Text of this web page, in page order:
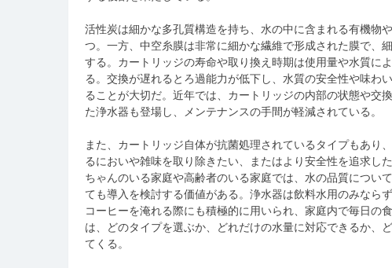
活性炭は細かな多孔質構造を持ち、水の中に含まれる有機物
つ。一方、中空糸膜は非常に細かな繊維で形成された膜で、
する。カートリッジの寿命や取り換え時期は使用量や水質に
る。交換が遅れるとろ過能力が低下し、水質の安全性や味わ
ることが大切だ。近年では、カートリッジの内部の状態や交
た浄水器も登場し、メンテナンスの手間が軽減されている。
また、カートリッジ自体が抗菌処理されているタイプもあり
るにおいや雑味を取り除きたい、またはより安全性を追求し
ちゃんのいる家庭や高齢者のいる家庭では、水の品質につい
ても導入を検討する価値がある。浄水器は飲料水用のみなら
コーヒーを淹れる際にも積極的に用いられ、家庭内で毎日の
は、どのタイプを選ぶか、どれだけの水量に対応できるか、
てくる。